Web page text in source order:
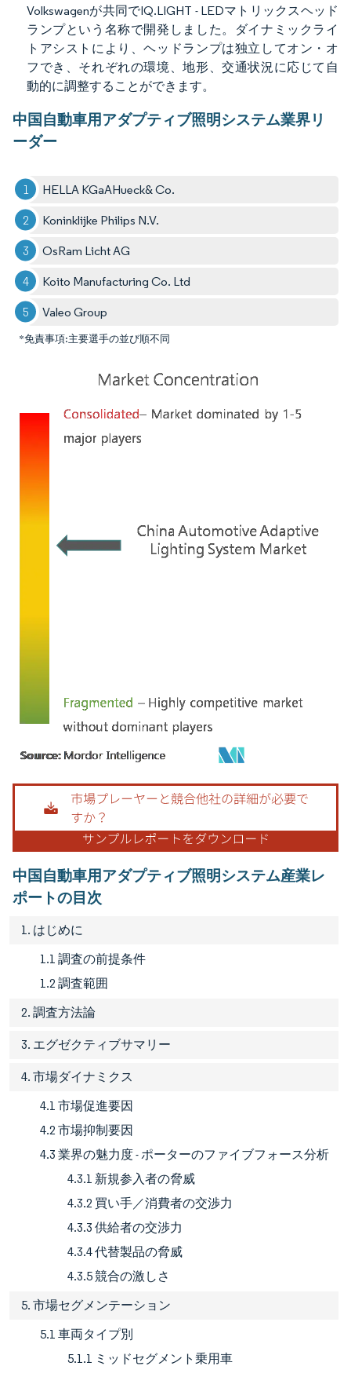
Volkswagenが共同でIQ.LIGHT - LEDマトリックスヘッド
ランプという名称で開発しました。ダイナミックライ
トアシストにより、ヘッドランプは独立してオン・オ
フでき、それぞれの環境、地形、交通状況に応じて自
動的に調整することができます。
中国自動車用アダプティブ照明システム業界リ
ーダー
HELLA KGaAHueck& Co.
Koninklijke Philips N.V.
OsRam Licht AG
Koito Manufacturing Co. Ltd
Valeo Group
*免責事項:主要選手の並び順不同
画像 © Mordor Intelligence。再利用にはCC BY 4.0の表示が必要です。
中国自動車用アダプティブ照明システム産業レ
ポートの目次
1. はじめに
1.1 調査の前提条件
1.2 調査範囲
2. 調査方法論
3. エグゼクティブサマリー
4. 市場ダイナミクス
4.1 市場促進要因
4.2 市場抑制要因
4.3 業界の魅力度 - ポーターのファイブフォース分析
4.3.1 新規参入者の脅威
4.3.2 買い手／消費者の交渉力
4.3.3 供給者の交渉力
4.3.4 代替製品の脅威
4.3.5 競合の激しさ
5. 市場セグメンテーション
5.1 車両タイプ別
5.1.1 ミッドセグメント乗用車